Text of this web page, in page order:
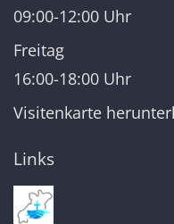
09:00-12:00 Uhr
Freitag
16:00-18:00 Uhr
Visitenkarte
Links